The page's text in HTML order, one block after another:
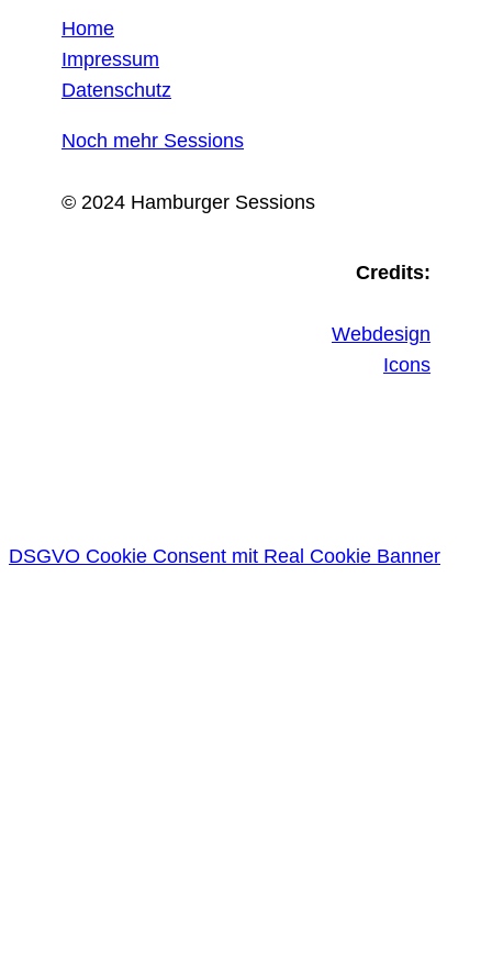
Home
Impressum
Datenschutz
Noch mehr Sessions
© 2024 Hamburger Sessions
Credits:
Webdesign
Icons
DSGVO Cookie Consent mit Real Cookie Banner